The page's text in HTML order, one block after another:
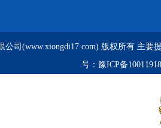
司(www.xiongdi17.com) 版权所有 主要
号： 豫ICP备